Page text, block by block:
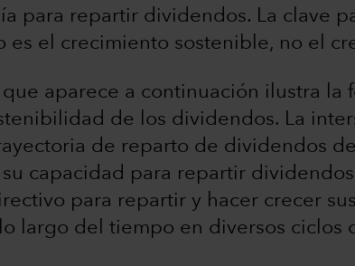
para repartir dividendos. La clave
es el crecimiento sostenible, no el
que aparece a continuación ilustra la
de los dividendos. La
de reparto de dividendos
capacidad para repartir
para repartir y hacer crecer
largo del tiempo en diversos ciclos